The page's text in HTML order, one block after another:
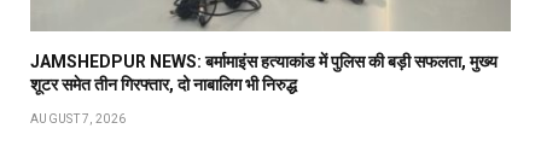
JAMSHEDPUR NEWS: बर्मामाइंस हत्याकांड में पुलिस की बड़ी सफलता, मुख्य
शूटर समेत तीन गिरफ्तार, दो नाबालिग भी निरुद्ध
AUGUST 7, 2026